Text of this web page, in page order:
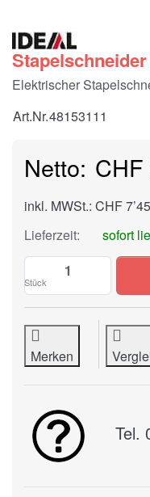
Elektrischer
Art.Nr.48153111
CHF
inkl. MWSt.: CHF
Lieferzeit:
sofort
Stück
Merken
Tel.